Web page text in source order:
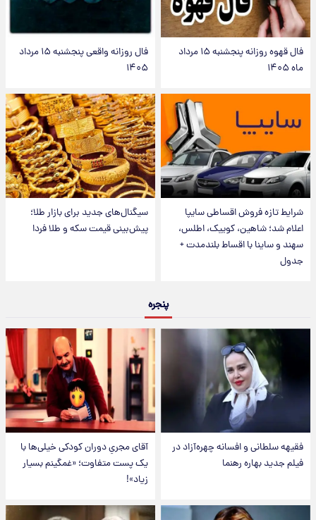
فال قهوه روزانه پنجشنبه ۱۵ مرداد
ماه ۱۴۰۵
فال روزانه واقعی پنجشنبه ۱۵ مرداد
۱۴۰۵
شرایط تازه فروش اقساطی سایپا
اعلام شد؛ شاهین، کوییک، اطلس،
سهند و ساینا با اقساط بلندمدت +
جدول
سیگنال‌های جدید برای بازار طلا؛
پیش‌بینی قیمت سکه و طلا فردا
پنجره
فقیهه سلطانی و افسانه چهره‌آزاد در
فیلم جدید بهاره رهنما
آقای مجریِ دوران کودکی خیلی‌ها با
یک پست متفاوت؛ «غمگینم بسیار
زیاد»!